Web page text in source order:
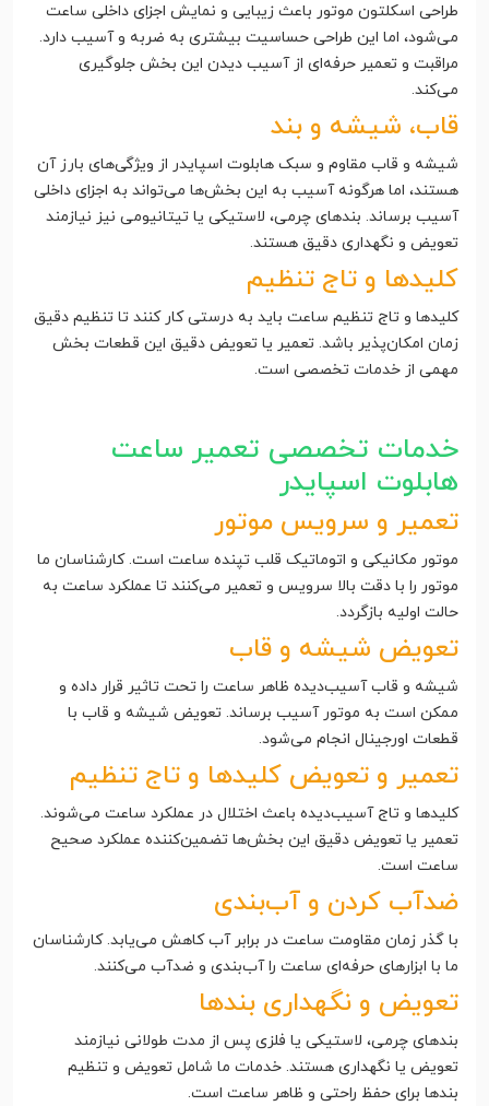
طراحی اسکلتون موتور باعث زیبایی و نمایش اجزای داخلی ساعت
می‌شود، اما این طراحی حساسیت بیشتری به ضربه و آسیب دارد.
مراقبت و تعمیر حرفه‌ای از آسیب دیدن این بخش جلوگیری
می‌کند.
قاب، شیشه و بند
شیشه و قاب مقاوم و سبک هابلوت اسپایدر از ویژگی‌های بارز آن
هستند، اما هرگونه آسیب به این بخش‌ها می‌تواند به اجزای داخلی
آسیب برساند. بندهای چرمی، لاستیکی یا تیتانیومی نیز نیازمند
تعویض و نگهداری دقیق هستند.
کلیدها و تاج تنظیم
کلیدها و تاج تنظیم ساعت باید به درستی کار کنند تا تنظیم دقیق
زمان امکان‌پذیر باشد. تعمیر یا تعویض دقیق این قطعات بخش
مهمی از خدمات تخصصی است.
خدمات تخصصی تعمیر ساعت
هابلوت اسپایدر
تعمیر و سرویس موتور
موتور مکانیکی و اتوماتیک قلب تپنده ساعت است. کارشناسان ما
موتور را با دقت بالا سرویس و تعمیر می‌کنند تا عملکرد ساعت به
حالت اولیه بازگردد.
تعویض شیشه و قاب
شیشه و قاب آسیب‌دیده ظاهر ساعت را تحت تاثیر قرار داده و
ممکن است به موتور آسیب برساند. تعویض شیشه و قاب با
قطعات اورجینال انجام می‌شود.
تعمیر و تعویض کلیدها و تاج تنظیم
کلیدها و تاج آسیب‌دیده باعث اختلال در عملکرد ساعت می‌شوند.
تعمیر یا تعویض دقیق این بخش‌ها تضمین‌کننده عملکرد صحیح
ساعت است.
ضدآب کردن و آب‌بندی
با گذر زمان مقاومت ساعت در برابر آب کاهش می‌یابد. کارشناسان
ما با ابزارهای حرفه‌ای ساعت را آب‌بندی و ضدآب می‌کنند.
تعویض و نگهداری بندها
بندهای چرمی، لاستیکی یا فلزی پس از مدت طولانی نیازمند
تعویض یا نگهداری هستند. خدمات ما شامل تعویض و تنظیم
بندها برای حفظ راحتی و ظاهر ساعت است.